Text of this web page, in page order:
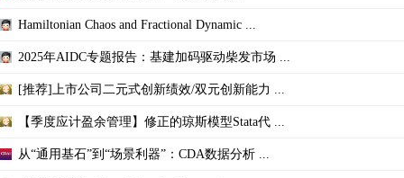
Hamiltonian Chaos and Fractional Dynamic ...
2025年AIDC专题报告：基建加码驱动柴发市场 ...
[推荐]上市公司二元式创新绩效/双元创新能力 ...
【季度应计盈余管理】修正的琼斯模型Stata代 ...
从“通用基石”到“场景利器”：CDA数据分析 ...